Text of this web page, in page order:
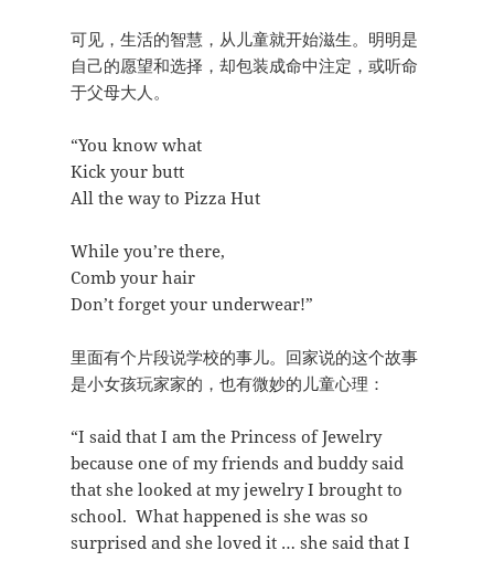
可见，生活的智慧，从儿童就开始滋生。明明是
自己的愿望和选择，却包装成命中注定，或听命
于父母大人。
“You know what
Kick your butt
All the way to Pizza Hut
While you’re there,
Comb your hair
Don’t forget your underwear!”
里面有个片段说学校的事儿。回家说的这个故事
是小女孩玩家家的，也有微妙的儿童心理：
“I said that I am the Princess of Jewelry
because one of my friends and buddy said
that she looked at my jewelry I brought to
school. What happened is she was so
surprised and she loved it … she said that I